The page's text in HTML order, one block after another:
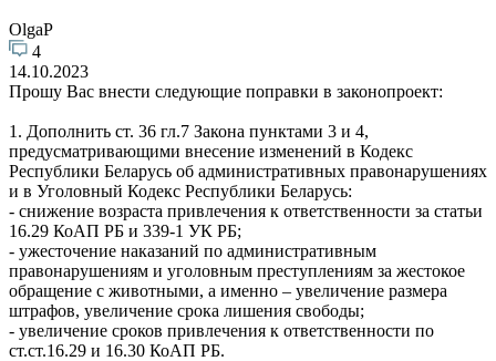
OlgaP
4
14.10.2023
Прошу Вас внести следующие поправки в законопроект:
1. Дополнить ст. 36 гл.7 Закона пунктами 3 и 4,
предусматривающими внесение изменений в Кодекс
Республики Беларусь об административных правонарушениях
и в Уголовный Кодекс Республики Беларусь:
- снижение возраста привлечения к ответственности за статьи
16.29 КоАП РБ и 339-1 УК РБ;
- ужесточение наказаний по административным
правонарушениям и уголовным преступлениям за жестокое
обращение с животными, а именно – увеличение размера
штрафов, увеличение срока лишения свободы;
- увеличение сроков привлечения к ответственности по
ст.ст.16.29 и 16.30 КоАП РБ.